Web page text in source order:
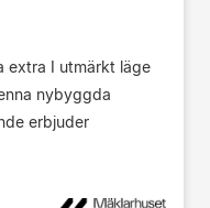
extra I utmärkt läge
nybyggda
erbjuder